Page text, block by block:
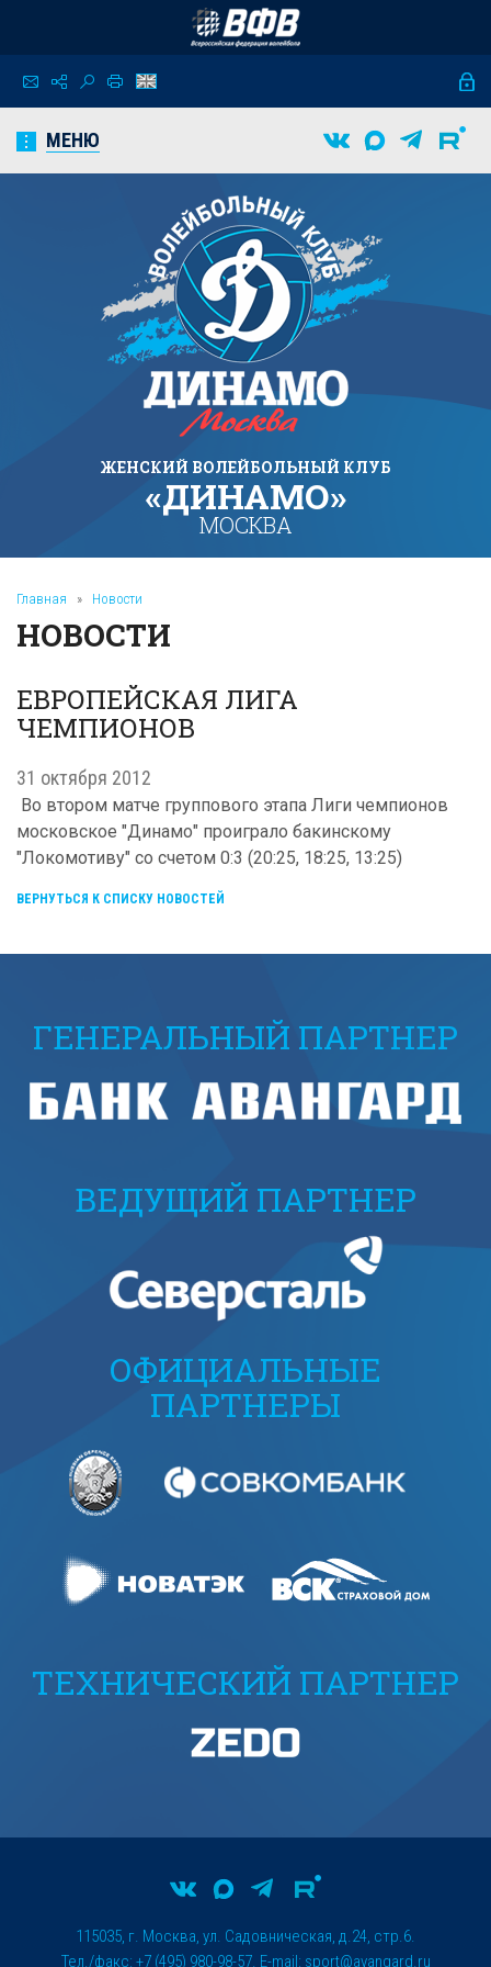
МЕНЮ
ЖЕНСКИЙ ВОЛЕЙБОЛЬНЫЙ КЛУБ
«ДИНАМО»
МОСКВА
Главная » Новости
НОВОСТИ
ЕВРОПЕЙСКАЯ ЛИГА
ЧЕМПИОНОВ
31 октября 2012
Во втором матче группового этапа Лиги чемпионов
московское "Динамо" проиграло бакинскому
"Локомотиву" со счетом 0:3 (20:25, 18:25, 13:25)
ВЕРНУТЬСЯ К СПИСКУ НОВОСТЕЙ
ГЕНЕРАЛЬНЫЙ ПАРТНЕР
ВЕДУЩИЙ ПАРТНЕР
ОФИЦИАЛЬНЫЕ
ПАРТНЕРЫ
ТЕХНИЧЕСКИЙ ПАРТНЕР
115035, г. Москва, ул. Садовническая, д.24, стр.6.
Тел./факс: +7 (495) 980-98-57. E-mail: sport@avangard.ru